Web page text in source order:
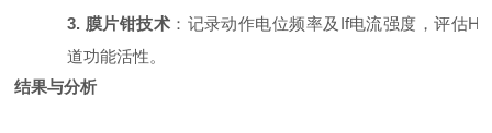
3. 膜片钳技术 ：记录动作电位频率及 If电流强度，评估
道功能活性。
结果与分析